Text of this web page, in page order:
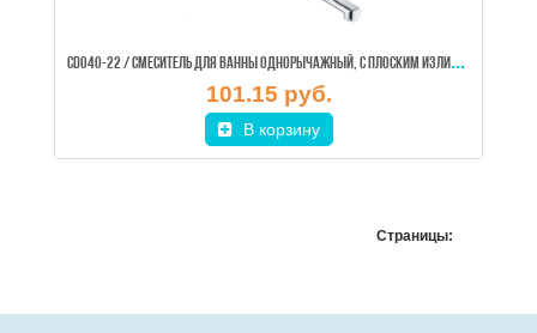
CD0
40-22 / СМЕСИТЕЛЬ ДЛЯ ВАННЫ ОДНОРЫЧАЖНЫЙ, С ПЛОСКИМ ИЗЛИВОМ, ЛАТУНЬ, CRONWIL
101.15 руб.
В корзину
Страницы: